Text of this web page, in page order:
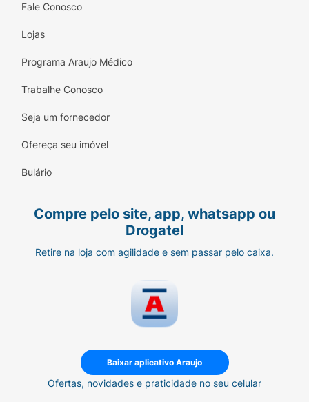
Fale Conosco
Lojas
Programa Araujo Médico
Trabalhe Conosco
Seja um fornecedor
Ofereça seu imóvel
Bulário
Compre pelo site, app, whatsapp ou
Drogatel
Retire na loja com agilidade e sem passar pelo caixa.
Baixar aplicativo Araujo
Ofertas, novidades e praticidade no seu celular